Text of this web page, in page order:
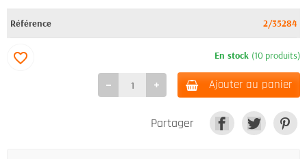
Référence 2/35284
En stock (10 produits)
Ajouter au panier
favorite_border
Partager